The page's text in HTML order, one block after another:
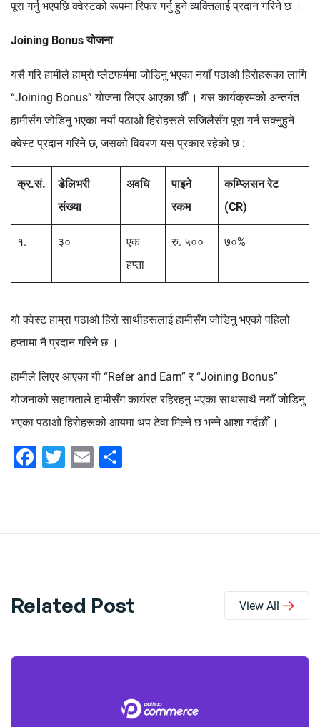
पूरा गर्नु भएपछि क्वेस्टको रूपमा रिफर गर्नु हुने व्यक्तिलाई प्रदान गरिने छ ।
Joining Bonus योजना
यसै गरि हामीले हाम्रो प्लेटफर्ममा जोडिनु भएका नयाँ पठाओ हिरोहरूका लागि
“Joining Bonus” योजना लिएर आएका छौँ । यस कार्यक्रमको अन्तर्गत
हामीसँग जोडिनु भएका नयाँ पठाओ हिरोहरूले सजिलैसँग पूरा गर्न सक्नुहुने
क्वेस्ट प्रदान गरिने छ, जसको विवरण यस प्रकार रहेको छ :
क्र.सं.
डेलिभरी
संख्या
अवधि
पाइने
रकम
कम्प्लिसन रेट
(CR)
१. ३०
एक
हप्ता
रु. ५०० ७०%
यो क्वेस्ट हाम्रा पठाओ हिरो साथीहरूलाई हामीसँग जोडिनु भएको पहिलो
हप्तामा नै प्रदान गरिने छ ।
हामीले लिएर आएका यी “Refer and Earn” र “Joining Bonus”
योजनाको सहायताले हामीसँग कार्यरत रहिरहनु भएका साथसाथै नयाँ जोडिनु
भएका पठाओ हिरोहरूको आयमा थप टेवा मिल्ने छ भन्ने आशा गर्दछौँ ।
Facebook
Twitter
Email
Related Post View All